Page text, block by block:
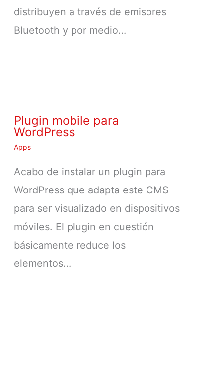
distribuyen a través de emisores
Bluetooth y por medio…
Plugin mobile para
WordPress
Apps
Acabo de instalar un plugin para
WordPress que adapta este CMS
para ser visualizado en dispositivos
móviles. El plugin en cuestión
básicamente reduce los
elementos…